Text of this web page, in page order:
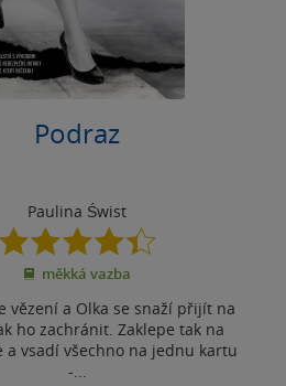
Podraz
Paulina Świst
4.4
z
5
měkká vazba
vězení a Olka se snaží přijít na
ho zachránit. Zaklepe tak na
a vsadí všechno na jednu kartu
-...